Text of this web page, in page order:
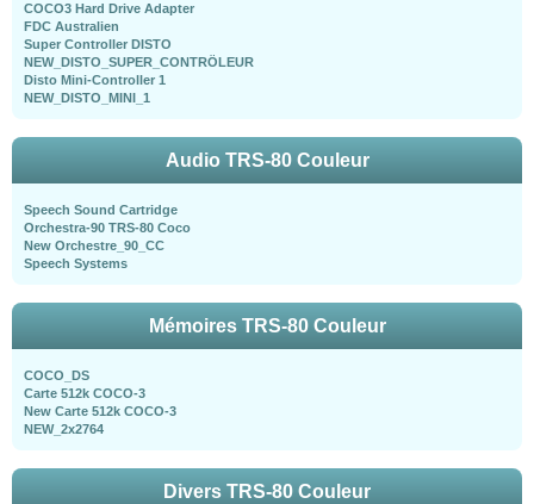
COCO3 Hard Drive Adapter
FDC Australien
Super Controller DISTO
NEW_DISTO_SUPER_CONTRÖLEUR
Disto Mini-Controller 1
NEW_DISTO_MINI_1
Audio TRS-80 Couleur
Speech Sound Cartridge
Orchestra-90 TRS-80 Coco
New Orchestre_90_CC
Speech Systems
Mémoires TRS-80 Couleur
COCO_DS
Carte 512k COCO-3
New Carte 512k COCO-3
NEW_2x2764
Divers TRS-80 Couleur